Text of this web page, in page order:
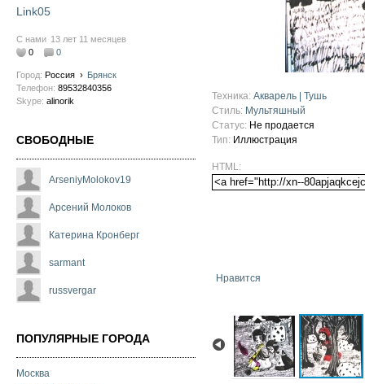
Link05
С нами 13 лет 11 месяцев
0
0
Город: Россия ›
Брянск
Телефон: 89532840356
Skype: alinorik
СВОБОДНЫЕ
ArseniyMolokov19
Арсений Молоков
Катерина Кронберг
sarmant
russvergar
ПОПУЛЯРНЫЕ ГОРОДА
Москва
Техника: Акварель | Тушь
Стиль: Мультяшный
Статус: Не продается
Тип: Иллюстрация
HTML:
Нравится